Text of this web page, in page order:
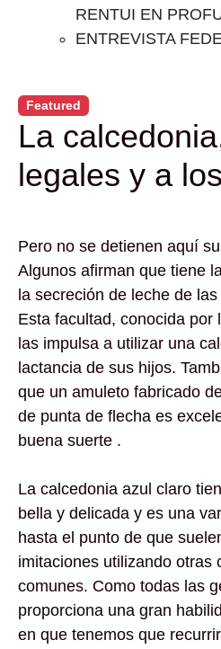
RENTUI EN
ENTREVISTA
Featured
La
legales y a
Pero no se detienen aquí
Algunos afirman que tiene
la secreción de leche de
Esta facultad, conocida por
las impulsa a utilizar una
lactancia de sus hijos.
que un amuleto fabricado
de punta de flecha es
buena suerte .
La calcedonia azul claro
bella y delicada y es una
hasta el punto de que
imitaciones utilizando otras
comunes. Como todas las
proporciona una gran
en que tenemos que